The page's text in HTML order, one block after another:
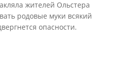
жителей Ольстера
родовые муки всякий
опасности.